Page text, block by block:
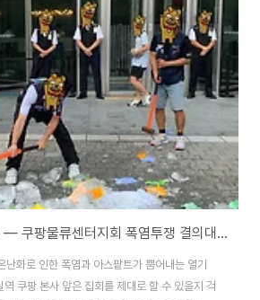
니들이 가서 일해봐라 — 쿠팡물류센터지회 폭염투쟁 결의대회 참가 보고
화로 인한 폭염과 아스팥트가 뿜어내는 열기
쿠팡 본사 앞은 집회를 제대로 할 수 있을지 걱